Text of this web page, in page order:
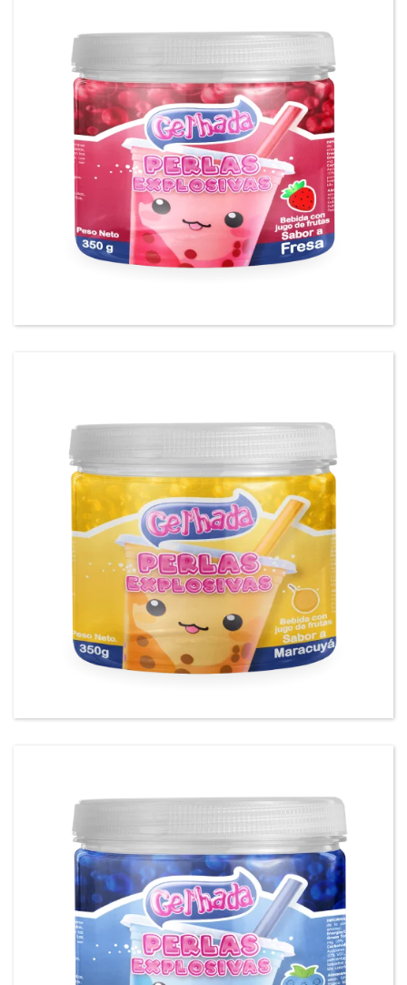
Gel’hada Perlas Explosivas sabor a Fresa
Gel’hada Perlas Explosivas sabor a Maracuyá